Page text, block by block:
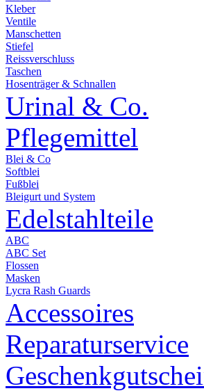
Kleber
Ventile
Manschetten
Stiefel
Reissverschluss
Taschen
Hosenträger & Schnallen
Urinal & Co.
Pflegemittel
Blei & Co
Softblei
Fußblei
Bleigurt und System
Edelstahlteile
ABC
ABC Set
Flossen
Masken
Lycra Rash Guards
Accessoires
Reparaturservice